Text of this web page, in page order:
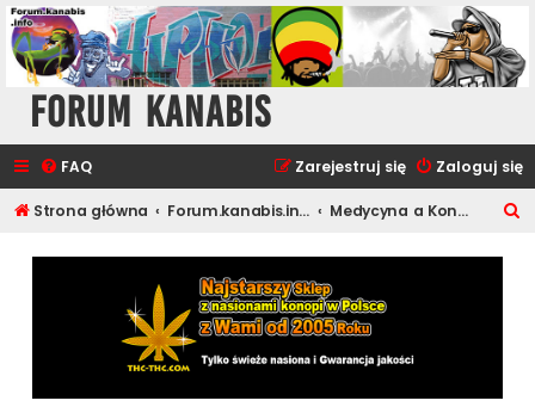
Forum Kanabis
FAQ Zaloguj się
Zarejestruj się
Strona główna Forum.kanabis.info - Ganja Tematy Medycyna a Konopie